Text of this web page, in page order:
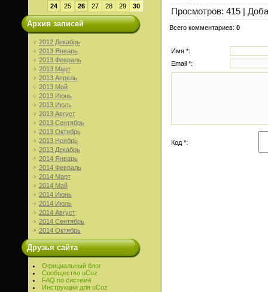
24
25 26 27 28 29 30
Архив записей
2012 Декабрь
2013 Январь
2013 Февраль
2013 Март
2013 Апрель
2013 Май
2013 Июнь
2013 Июль
2013 Август
2013 Сентябрь
2013 Октябрь
2013 Ноябрь
2013 Декабрь
2014 Январь
2014 Февраль
2014 Март
2014 Май
2014 Июнь
2014 Июль
2014 Август
2014 Сентябрь
2014 Октябрь
Друзья сайта
Официальный блог
Сообщество uCoz
FAQ по системе
Инструкции для uCoz
Просмотров: 415 |
Всего комментариев: 0
Имя *:
Email *:
Код *: